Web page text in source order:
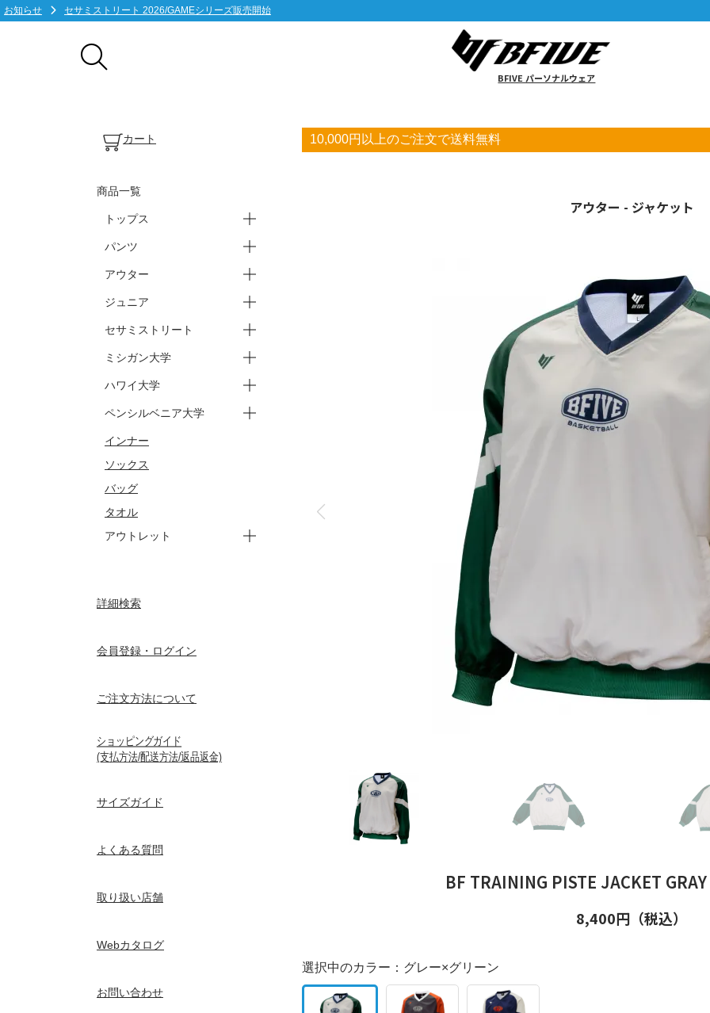
お知らせ セサミストリート 2026/GAMEシリーズ販売開始
BFIVE パーソナルウェア
カート
商品一覧
トップス
ーTシャツ・ポロシャツ
ータンクトップ・ノースリ
ースウェット・パーカー
パンツ
アウター
ジュニア
セサミストリート
ージュニア トップス
ージュニア パンツ
ースウェット
ーバッグ
ータオル
ミシガン大学
ハワイ大学
ペンシルベニア大学
インナー
ソックス
バッグ
タオル
アウトレット
ス
ーセサミストリート パンツ
ーセサミストリート ジュニ
ーセサミストリート ジュニ
詳細検索
会員登録・ログイン
ご注文方法について
ショッピングガイド
(支払方法/配送方法/返品返金)
サイズガイド
よくある質問
取り扱い店舗
Webカタログ
お問い合わせ
10,000円以上のご注文で送料無料
アウター - ジャケット
BF TRAINING PISTE JACKET
8,400円（税込）
選択中のカラー： グレー×グリーン